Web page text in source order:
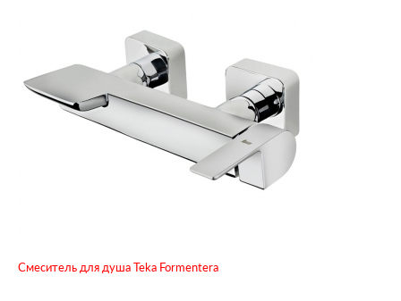
Смеситель для душа Teka Formentera